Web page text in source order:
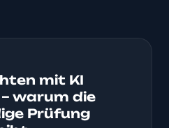
mit KI
warum die
Prüfung